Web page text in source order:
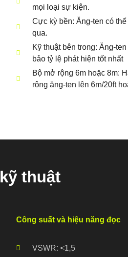
mọi loại sự kiện.
Cực kỳ bền: Ăng-ten có
qua.
Kỹ thuật bên trong: Ăng-
bảo tỷ lệ phát hiện tốt nhất
Bộ mở rộng 6m hoặc 8m:
rộng ăng-ten lên 6m/20ft
thuật
Công suất và hiệu năng đọc
VSWR: <1,5